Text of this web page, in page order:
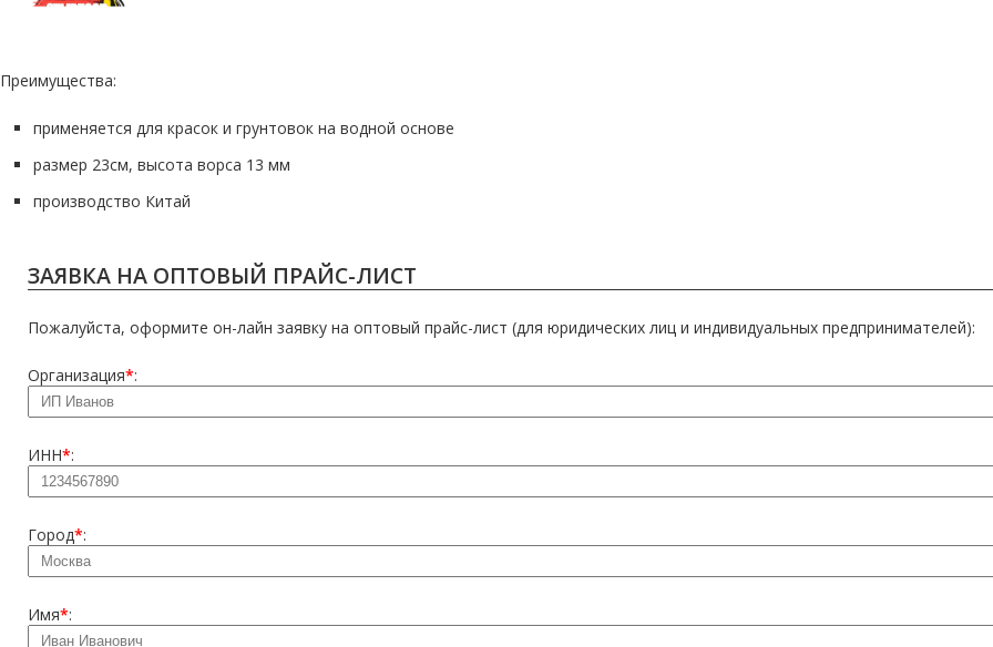
Преимущества:
применяется для красок и грунтовок на водной основе
размер 23см, высота ворса 13 мм
производство Китай
ЗАЯВКА НА ОПТОВЫЙ ПРАЙС-ЛИСТ
Пожалуйста, оформите он-лайн заявку на оптовый прайс-лист (для юридических лиц и индивидуальных предпринимателей):
Организация*:
ИНН*:
Город*:
Имя*: